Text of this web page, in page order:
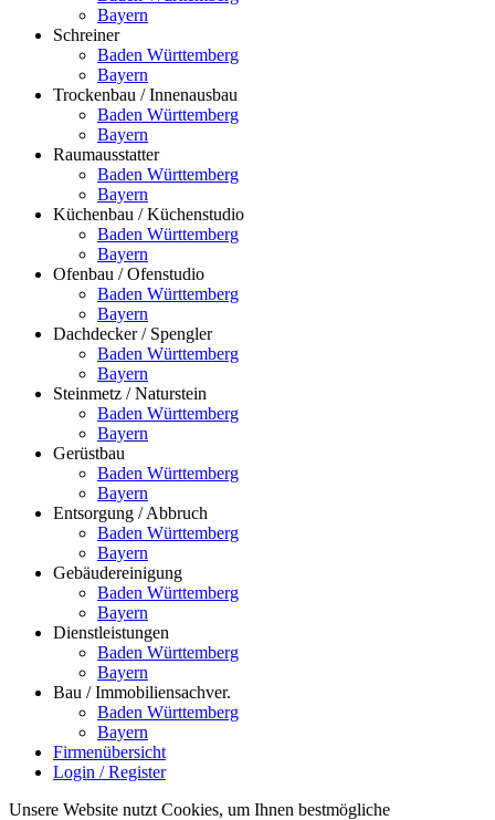
Bayern
Schreiner
Baden Württemberg
Bayern
Trockenbau / Innenausbau
Baden Württemberg
Bayern
Raumausstatter
Baden Württemberg
Bayern
Küchenbau / Küchenstudio
Baden Württemberg
Bayern
Ofenbau / Ofenstudio
Baden Württemberg
Bayern
Dachdecker / Spengler
Baden Württemberg
Bayern
Steinmetz / Naturstein
Baden Württemberg
Bayern
Gerüstbau
Baden Württemberg
Bayern
Entsorgung / Abbruch
Baden Württemberg
Bayern
Gebäudereinigung
Baden Württemberg
Bayern
Dienstleistungen
Baden Württemberg
Bayern
Bau / Immobiliensachver.
Baden Württemberg
Bayern
Firmenübersicht
Login / Register
Unsere Website nutzt Cookies, um Ihnen bestmögliche